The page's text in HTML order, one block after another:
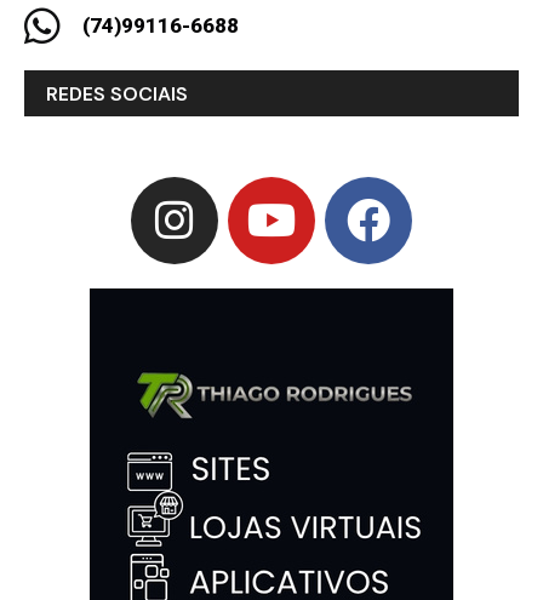
(74)99116-6688
REDES SOCIAIS